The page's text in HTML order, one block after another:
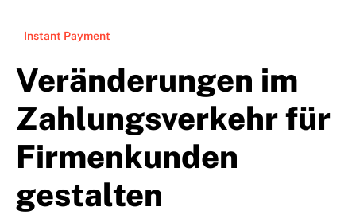
Instant Payment
Veränderungen im
Zahlungsverkehr für
Firmenkunden
gestalten